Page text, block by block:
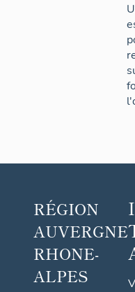
RÉGION
AUVERGNE
RHONE-
ALPES